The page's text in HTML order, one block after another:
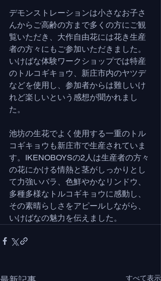
デモンストレーションは小さなお子さ
んからご高齢の方まで多くの方にご観
覧いただき、大作自由花には花き生産
者の方々にもご参加いただきました。
いけばな体験ワークショップでは特産
のトルコギキョウ、新庄市内のヤツデ
などを使用し、参加者からは難しいけ
れど楽しいという感想が聞かれまし
た。
池坊の生花でよく使用する一重のトル
コギキョウも新庄市で生産されていま
す。IKENOBOYSの2人は生産者の方々
の花にかける情熱と茎がしっかりとし
て力強いバラ、色鮮やかなリンドウ、
多種多様なトルコギキョウに感動し、
その素晴らしさをアピールしながら、
いけばなの魅力を伝えました。
すべて表示